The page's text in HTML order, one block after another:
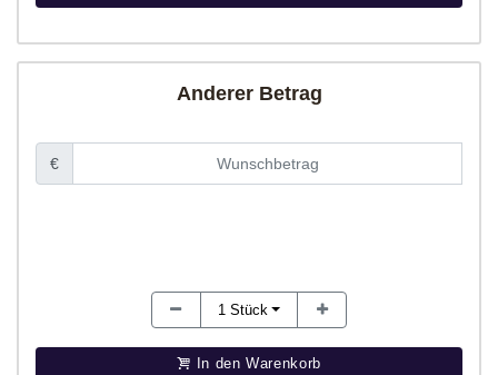
Anderer Betrag
€
1 Stück
In den Warenkorb